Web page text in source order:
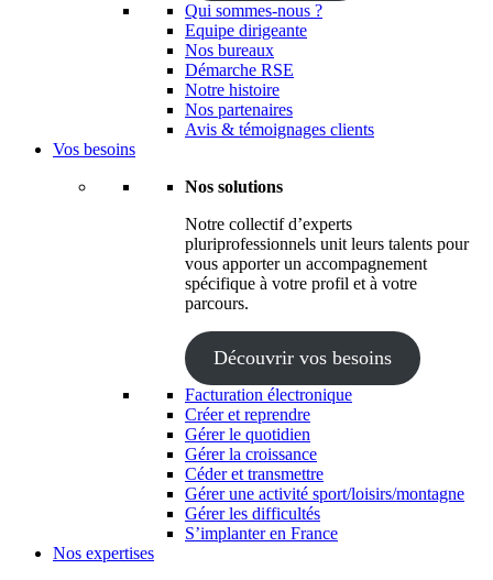
Qui sommes-nous ?
Equipe dirigeante
Nos bureaux
Démarche RSE
Notre histoire
Nos partenaires
Avis & témoignages clients
Vos besoins
Nos solutions
Notre collectif d’experts
pluriprofessionnels unit leurs talents pour
vous apporter un accompagnement
spécifique à votre profil et à votre
parcours.
Découvrir vos besoins
Facturation électronique
Créer et reprendre
Gérer le quotidien
Gérer la croissance
Céder et transmettre
Gérer une activité sport/loisirs/montagne
Gérer les difficultés
S’implanter en France
Nos expertises